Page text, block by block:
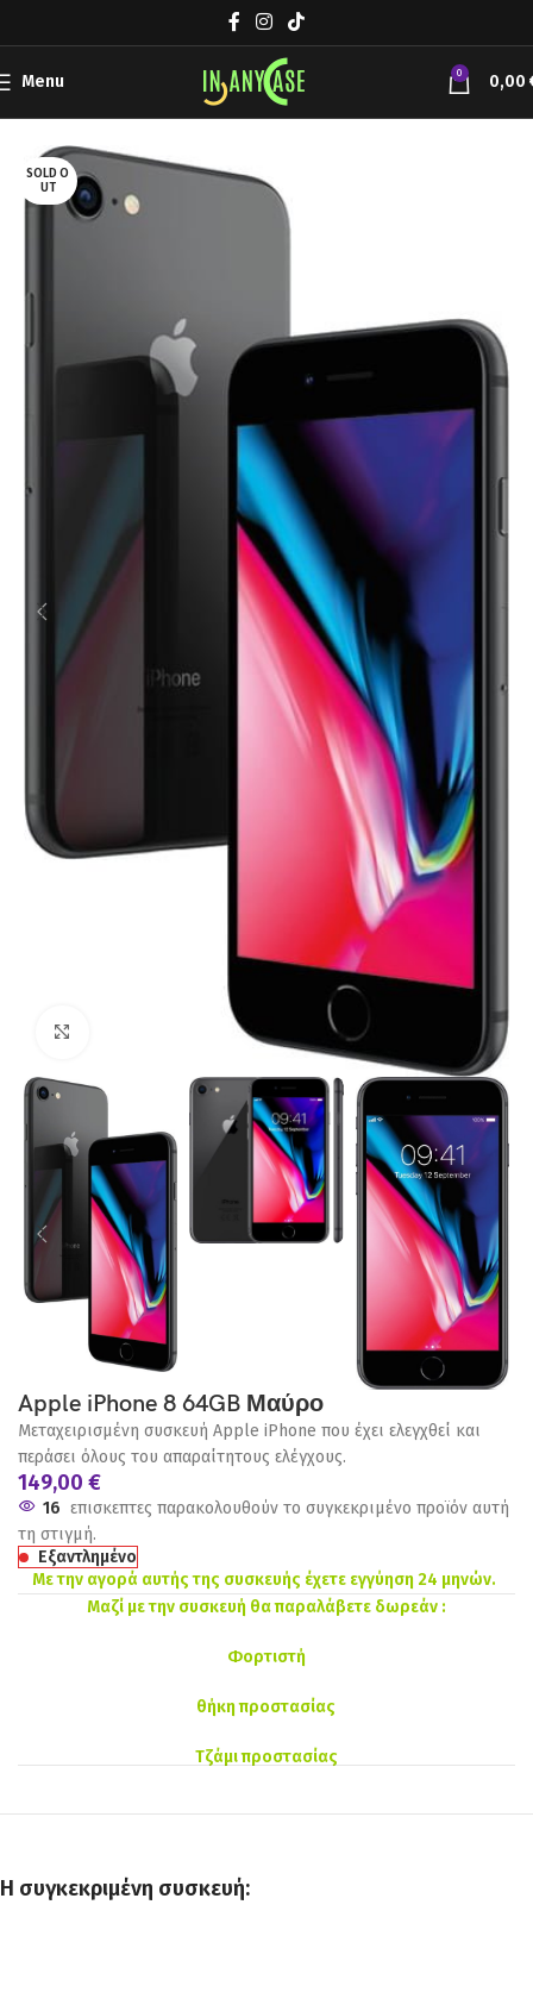
Menu 0 0,00
Συσκευές Κινητής Apple iPhone
SOLD O
UT
Apple iPhone 8 64GB Μαύρο
Μεταχειρισμένη συσκευή Apple iPhone που έχει ελεγχθεί και
περάσει όλους του απαραίτητους ελέγχους.
149,00 €
16 επισκεπτες παρακολουθούν το συγκεκριμένο προϊόν αυτή
τη στιγμή.
Εξαντλημένο
Με την αγορά αυτής της συσκευής έχετε εγγύηση 24 μηνών.
Μαζί με την συσκευή θα παραλάβετε δωρεάν :
Φορτιστή
θήκη προστασίας
Τζάμι προστασίας
Η συγκεκριμένη συσκευή: